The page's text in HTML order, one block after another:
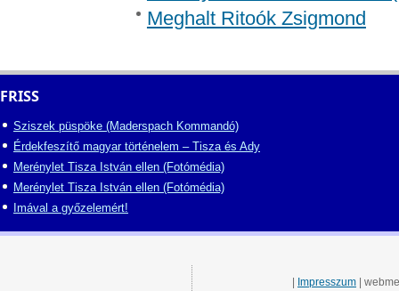
Meghalt Ritoók Zsigmond
FRISS
Sziszek püspöke (Maderspach Kommandó)
Érdekfeszítő magyar történelem – Tisza és Ady
Merénylet Tisza István ellen (Fotómédia)
Merénylet Tisza István ellen (Fotómédia)
Imával a győzelemért!
Impresszum |